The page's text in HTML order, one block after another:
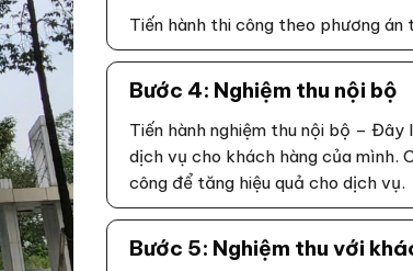
Tiến hành thi công theo phương
Bước 4: Nghiệm thu nội bộ
Tiến hành nghiệm thu nội bộ –
dịch vụ cho khách hàng của mình.
công để tăng hiệu quả cho dịch vụ.
Bước 5: Nghiệm thu với